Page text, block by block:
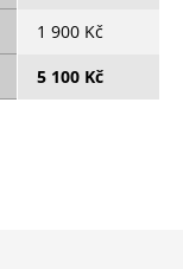
1 900 Kč
5 100 Kč